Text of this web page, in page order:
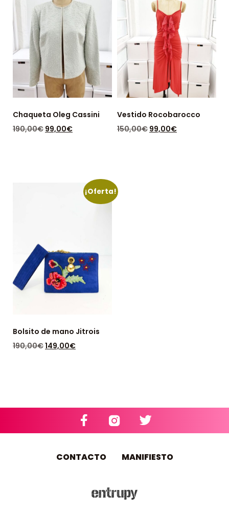
Chaqueta Oleg Cassini
190,00€ 99,00€
Vestido Rocobarocco
150,00€ 99,00€
¡Oferta!
Bolsito de mano Jitrois
190,00€149,00€
CONTACTO MANIFIESTO